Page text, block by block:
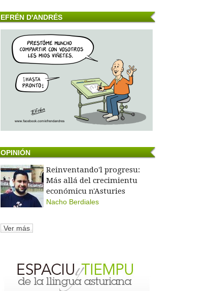
EFRÉN D'ANDRÉS
OPINIÓN
Reinventando'l progresu:
Más allá del crecimientu
económicu n'Asturies
Nacho Berdiales
Ver más